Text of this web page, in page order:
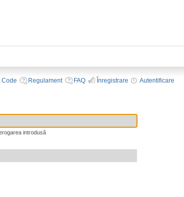
Code Regulament FAQ Înregistrare Autentificare
introdusă